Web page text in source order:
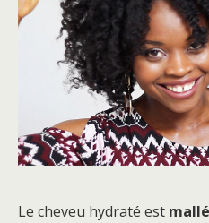
Le cheveu hydraté est